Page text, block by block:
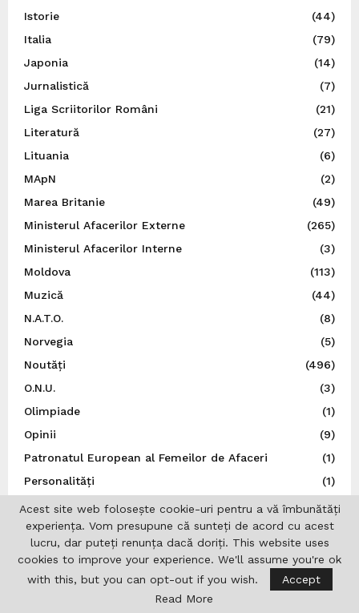
Istorie
(44)
Italia
(79)
Japonia
(14)
Jurnalistică
(7)
Liga Scriitorilor Români
(21)
Literatură
(27)
Lituania
(6)
MApN
(2)
Marea Britanie
(49)
Ministerul Afacerilor Externe
(265)
Ministerul Afacerilor Interne
(3)
Moldova
(113)
Muzică
(44)
N.A.T.O.
(8)
Norvegia
(5)
Noutăți
(496)
O.N.U.
(3)
Olimpiade
(1)
Opinii
(9)
Patronatul European al Femeilor de Afaceri
(1)
Personalități
(1)
Politică
(6)
Polonia
(22)
Portugalia
(1)
Post Catolic
Acest site web folosește cookie-uri pentru a vă îmbunătăți
experiența. Vom presupune că sunteți de acord cu acest
lucru, dar puteți renunța dacă doriți. This website uses
cookies to improve your experience. We'll assume you're ok
with this, but you can opt-out if you wish.
Accept
Read More